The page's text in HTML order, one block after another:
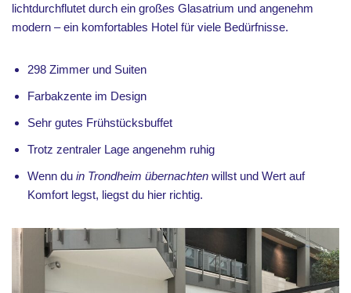
lichtdurchflutet durch ein großes Glasatrium und angenehm
modern – ein komfortables Hotel für viele Bedürfnisse.
298 Zimmer und Suiten
Farbakzente im Design
Sehr gutes Frühstücksbuffet
Trotz zentraler Lage angenehm ruhig
Wenn du in Trondheim übernachten willst und Wert auf
Komfort legst, liegst du hier richtig.